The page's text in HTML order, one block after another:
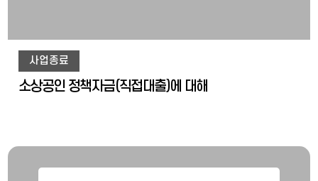
사업종료
소상공인 정책자금(직접대출)에 대해